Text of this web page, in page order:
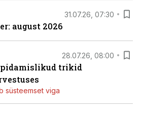
31.07.26, 07:30
august 2026
28.07.26, 08:00
trikid
süsteemset viga